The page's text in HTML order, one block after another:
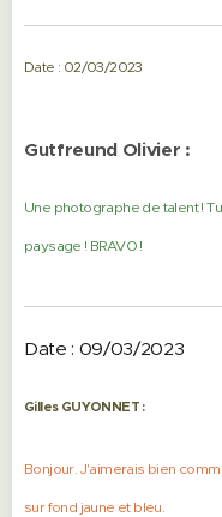
Date : 02/03/2023
Gutfreund Olivier :
Une photographe de talent !
paysage ! BRAVO !
Date : 09/03/2023
Gilles GUYONNET :
Bonjour. J'aimerais bien
sur fond jaune et bleu.